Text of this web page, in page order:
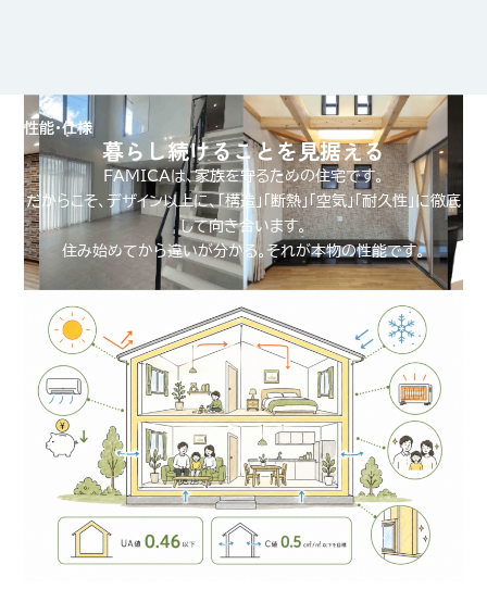
性能・仕様
暮らし続けることを見据える
FAMICAは、家族を守るための住宅です。
だからこそ、デザイン以上に、「構造」「断熱」「空気」「耐久性」に徹底
して向き合います。
住み始めてから違いが分かる。それが本物の性能です。